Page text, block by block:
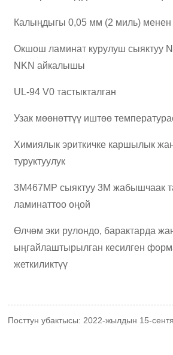
Калыңдыгы 0,05 мм (2 миль) менен
Окшош ламинат курулуш сыяктуу
NKN айкалышы
UL-94 V0 тастыкталган
Узак мөөнөттүү иштөө
Химиялык эриткичке каршылык
туруктуулук
3M467MP сыяктуу 3M жабышчаак
ламинаттоо оңой
Өлчөм эки рулондо, барактарда
ыңгайлаштырылган кесилген
жеткиликтүү
Посттун убактысы: 2022-жылдын 15-